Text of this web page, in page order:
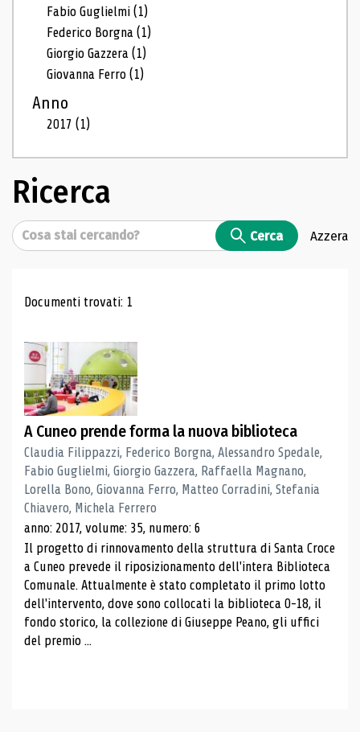
Fabio Guglielmi(1)
Federico Borgna(1)
Giorgio Gazzera(1)
Giovanna Ferro(1)
Anno
2017(1)
Ricerca
Cerca Cerca Azzera
Risultati di ricerca
Documenti trovati: 1
A Cuneo prende forma la nuova biblioteca
Claudia Filippazzi, Federico Borgna, Alessandro Spedale,
Fabio Guglielmi, Giorgio Gazzera, Raffaella Magnano,
Lorella Bono, Giovanna Ferro, Matteo Corradini, Stefania
Chiavero, Michela Ferrero
anno: 2017, volume: 35, numero: 6
Il progetto di rinnovamento della struttura di Santa Croce
a Cuneo prevede il riposizionamento dell'intera Biblioteca
Comunale. Attualmente è stato completato il primo lotto
dell'intervento, dove sono collocati la biblioteca 0-18, il
fondo storico, la collezione di Giuseppe Peano, gli uffici
del premio ...